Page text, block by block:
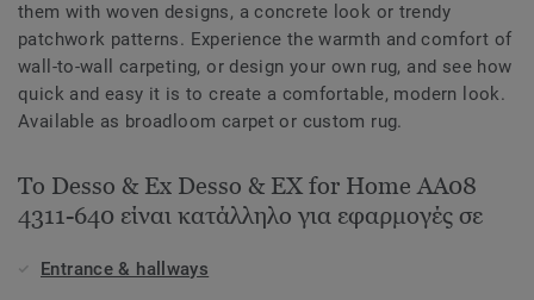
them with woven designs, a concrete look or trendy
patchwork patterns. Experience the warmth and comfort of
wall-to-wall carpeting, or design your own rug, and see how
quick and easy it is to create a comfortable, modern look.
Available as broadloom carpet or custom rug.
Το Desso & Ex Desso & EX for Home AA08
4311-640 είναι κατάλληλο για εφαρμογές σε
Entrance & hallways